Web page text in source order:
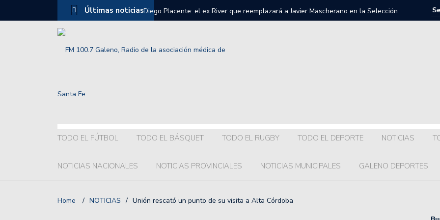
Últimas noticias
a Javier Mascherano en la Selección Grelak o Recoba ¿Quién llegará a Colón?
TODO EL FÚTBOL TODO EL BÁSQUET TODO EL RUGBY TODO EL DEPORTE NOTICIAS
NOTICIAS NACIONALES NOTICIAS PROVINCIALES NOTICIAS MUNICIPALES GALENO DEPORTES
Home / NOTICIAS / Unión rescató un punto de su visita a Alta Córdoba